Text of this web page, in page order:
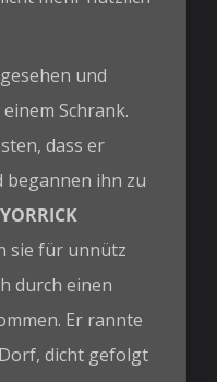
und
Schrank.
dass er
begannen ihn zu
YORRICK
sie für unnütz
durch einen
Er rannte
dicht gefolgt